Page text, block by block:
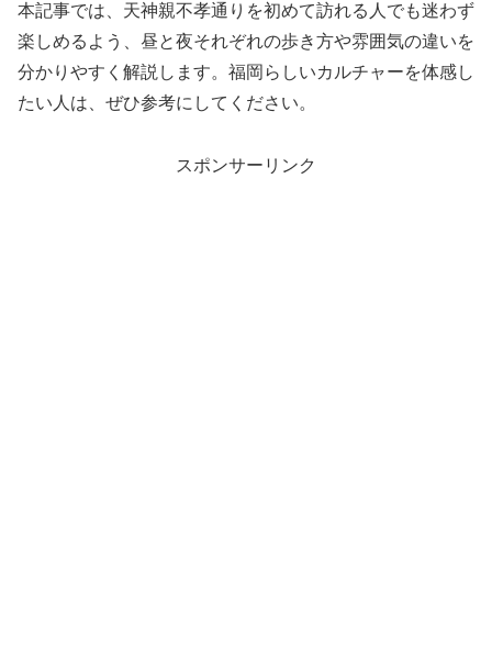
本記事では、天神親不孝通りを初めて訪れる人でも迷わず
楽しめるよう、昼と夜それぞれの歩き方や雰囲気の違いを
分かりやすく解説します。福岡らしいカルチャーを体感し
たい人は、ぜひ参考にしてください。
スポンサーリンク